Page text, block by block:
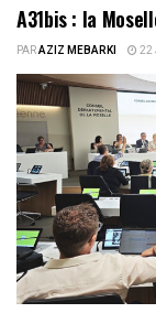
A31bis : la
PARAZIZ MEBARKI 22